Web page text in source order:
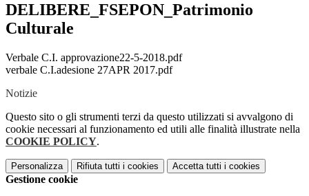
DELIBERE_FSEPON_Patrimonio
Culturale
Verbale C.I. approvazione22-5-2018.pdf
verbale C.I.adesione 27APR 2017.pdf
Notizie
Questo sito o gli strumenti terzi da questo utilizzati si avvalgono di
cookie necessari al funzionamento ed utili alle finalità illustrate nella
COOKIE POLICY.
Personalizza Rifiuta tutti i cookies Accetta tutti i cookies
Gestione cookie